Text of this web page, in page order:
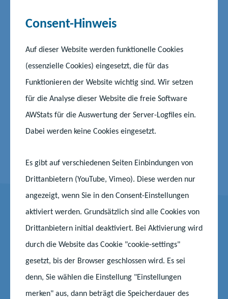
Consent-Hinweis
Auf dieser Website werden funktionelle Cookies
(essenzielle Cookies) eingesetzt, die für das
Funktionieren der Website wichtig sind. Wir setzen
für die Analyse dieser Website die freie Software
AWStats für die Auswertung der Server-Logfiles ein.
Dabei werden keine Cookies eingesetzt.
Es gibt auf verschiedenen Seiten Einbindungen von
Drittanbietern (YouTube, Vimeo). Diese werden nur
angezeigt, wenn Sie in den Consent-Einstellungen
aktiviert werden. Grundsätzlich sind alle Cookies von
Drittanbietern initial deaktiviert. Bei Aktivierung wird
durch die Website das Cookie "cookie-settings"
gesetzt, bis der Browser geschlossen wird. Es sei
denn, Sie wählen die Einstellung "Einstellungen
merken" aus, dann beträgt die Speicherdauer des
zentraler Veranstaltungsort für berufliche Fachseminare, die
praxisnahe Einblicke und spezialisierte Kenntnisse in
den Austausch von Best Practices und ermöglichen es den
Teilnehmenden, wertvolle Netzwerke innerhalb der
Bildungslandschaft zu knüpfen.
Weitere Informationen zum Referendariat
Kontakt
Christine Richter
Kompetenzzentrum für berufliche Schulen